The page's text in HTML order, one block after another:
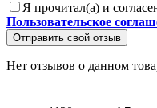
Я прочитал(а) и
Пользовательское
Отправить свой отзыв
Нет отзывов о данном